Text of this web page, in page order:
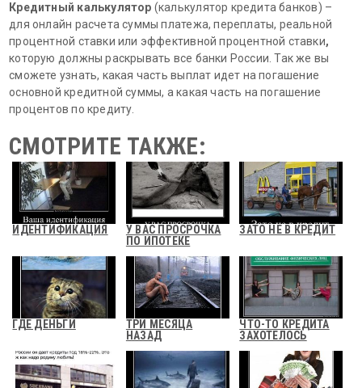
Кредитный калькулятор (калькулятор кредита банков) –
для онлайн расчета суммы платежа, переплаты, реальной
процентной ставки или эффективной процентной ставки,
которую должны раскрывать все банки России. Так же вы
сможете узнать, какая часть выплат идет на погашение
основной кредитной суммы, а какая часть на погашение
процентов по кредиту.
СМОТРИТЕ ТАКЖЕ:
ИДЕНТИФИКАЦИЯ
У ВАС ПРОСРОЧКА
ПО ИПОТЕКЕ
ЗАТО НЕ В КРЕДИТ
ГДЕ ДЕНЬГИ
ТРИ МЕСЯЦА
НАЗАД
ЧТО-ТО КРЕДИТА
ЗАХОТЕЛОСЬ